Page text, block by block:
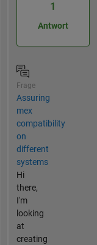
1
Antwort
Frage
Assuring
mex
compatibility
on
different
systems
Hi
there,
I'm
looking
at
creating